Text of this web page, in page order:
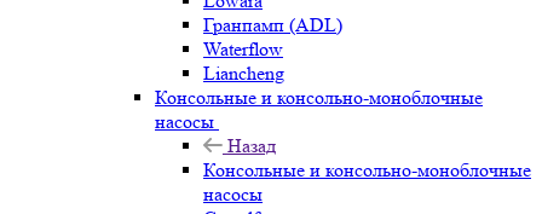
Гранпамп (ADL)
Waterflow
Liancheng
Консольные и консольно-моноблочные
насосы
Назад
Консольные и консольно-моноблочные
насосы